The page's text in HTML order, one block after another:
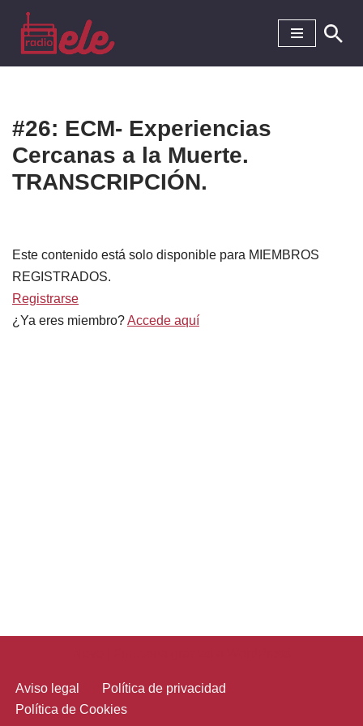
Saltar
al
#26: ECM- Experiencias
Cercanas a la Muerte.
TRANSCRIPCIÓN.
Este contenido está solo disponible para MIEMBROS
REGISTRADOS.
Registrarse
¿Ya eres miembro?Accede aquí
Aviso legal
Política de privacidad
Política de Cookies